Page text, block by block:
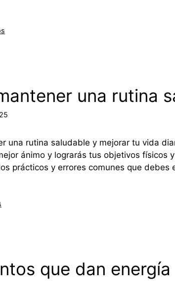
una rutina
una rutina saludable y mejorar tu vida
ánimo y lograrás tus objetivos
prácticos y errores comunes que
que dan